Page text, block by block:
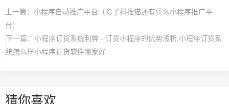
上一篇： 小程序自动推广平台（除了抖推猫还有什么小程序推广平
台）
下一篇： 小程序订货系统利弊 - 订货小程序的优势浅析,小程序订货系
统怎么样小程序订货软件哪家好
猜你喜欢